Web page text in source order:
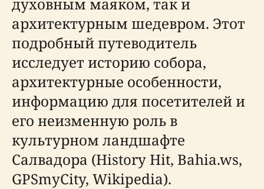
архитектурным шедевром. Этот
подробный путеводитель
исследует историю собора,
архитектурные особенности,
информацию для посетителей и
его неизменную роль в
культурном ландшафте
Салвадора (History Hit, Bahia.ws,
GPSmyCity, Wikipedia).